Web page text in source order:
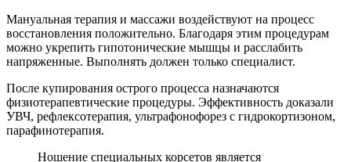
Мануальная терапия и массажи воздействуют на процесс
восстановления положительно. Благодаря этим процедурам
можно укрепить гипотонические мышцы и расслабить
напряженные. Выполнять должен только специалист.
После купирования острого процесса назначаются
физиотерапевтические процедуры. Эффективность доказали
УВЧ, рефлексотерапия, ультрафонофорез с гидрокортизоном,
парафинотерапия.
Ношение специальных корсетов является